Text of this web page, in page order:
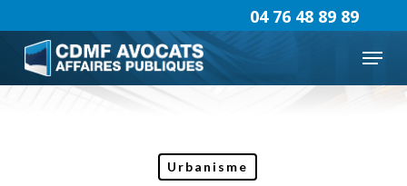
to
main
content
Menu
04 76 48 89 89
Urbanisme